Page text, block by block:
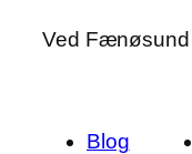
Ved
Blog